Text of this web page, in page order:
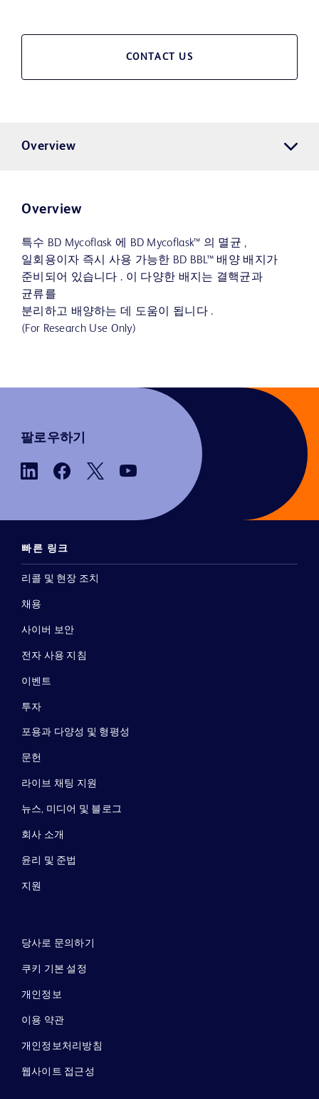
CONTACT US
Overview
Overview
특수 BD Mycoflask 에 BD Mycoflask™ 의 멸균 ,
일회용이자 즉시 사용 가능한 BD BBL™ 배양 배지가
준비되어 있습니다 . 이 다양한 배지는 결핵균과
균류를
분리하고 배양하는 데 도움이 됩니다 .
(For Research Use Only)
팔로우하기
빠른 링크
리콜 및 현장 조치
채용
사이버 보안
전자 사용 지침
이벤트
투자
포용과 다양성 및 형평성
문헌
라이브 채팅 지원
뉴스, 미디어 및 블로그
회사 소개
윤리 및 준법
지원
당사로 문의하기
쿠키 기본 설정
개인정보
이용 약관
개인정보처리방침
웹사이트 접근성